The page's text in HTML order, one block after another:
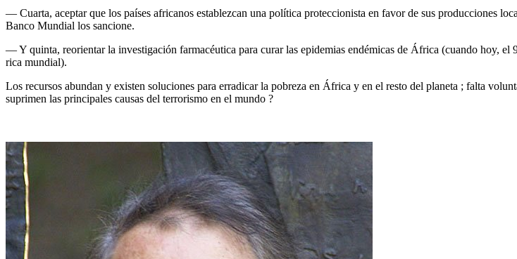
— Cuarta, aceptar que los países africanos establezcan una política proteccionista en favor de sus producciones
Banco Mundial los sancione.
— Y quinta, reorientar la investigación farmacéutica para curar las epidemias endémicas de África (cuando hoy,
rica mundial).
Los recursos abundan y existen soluciones para erradicar la pobreza en África y en el resto del planeta ; falta
suprimen las principales causas del terrorismo en el mundo ?